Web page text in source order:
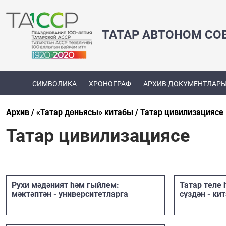
ТАТАР АВТОНОМ
СИМВОЛИКА ХРОНОГРАФ АРХИВ ДОКУМЕНТЛАРЫ
Архив «Татар дөньясы» китабы Татар цивилизациясе
Татар цивилизациясе
Рухи мәдәният һәм гыйлем:
мәктәптән - университетларга
Татар теле
сүздән -